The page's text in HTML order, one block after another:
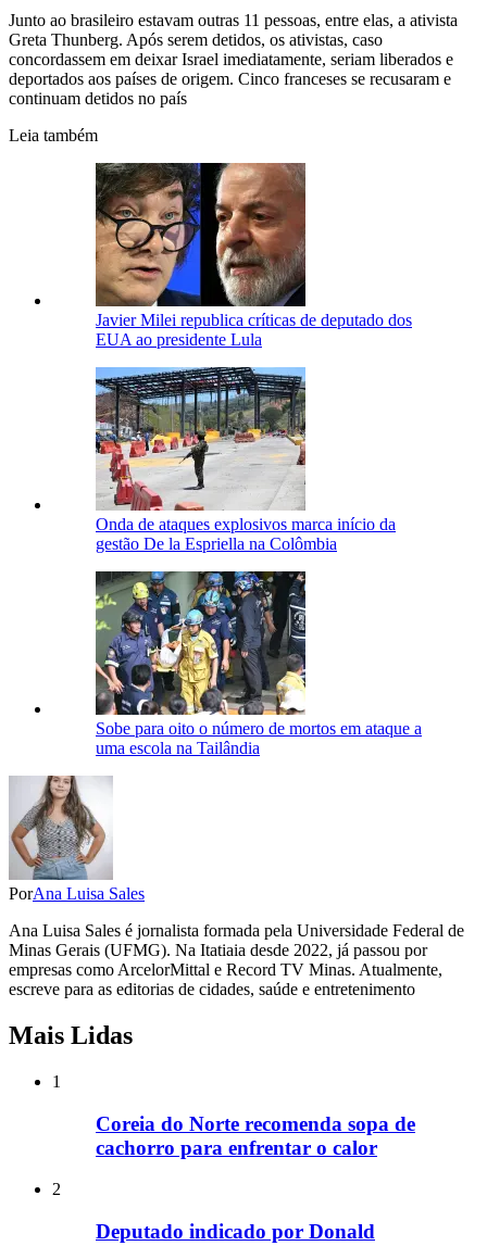
Junto ao brasileiro estavam outras 11 pessoas, entre elas, a ativista
Greta Thunberg. Após serem detidos, os ativistas, caso
concordassem em deixar Israel imediatamente, seriam liberados e
deportados aos países de origem. Cinco franceses se recusaram e
continuam detidos no país
Leia também
Javier Milei republica críticas de deputado dos
EUA ao presidente Lula
Onda de ataques explosivos marca início da
gestão De la Espriella na Colômbia
Sobe para oito o número de mortos em ataque a
uma escola na Tailândia
PorAna Luisa Sales
Ana Luisa Sales é jornalista formada pela Universidade Federal de
Minas Gerais (UFMG). Na Itatiaia desde 2022, já passou por
empresas como ArcelorMittal e Record TV Minas. Atualmente,
escreve para as editorias de cidades, saúde e entretenimento
Mais Lidas
1
Coreia do Norte recomenda sopa de
cachorro para enfrentar o calor
2
Deputado indicado por Donald